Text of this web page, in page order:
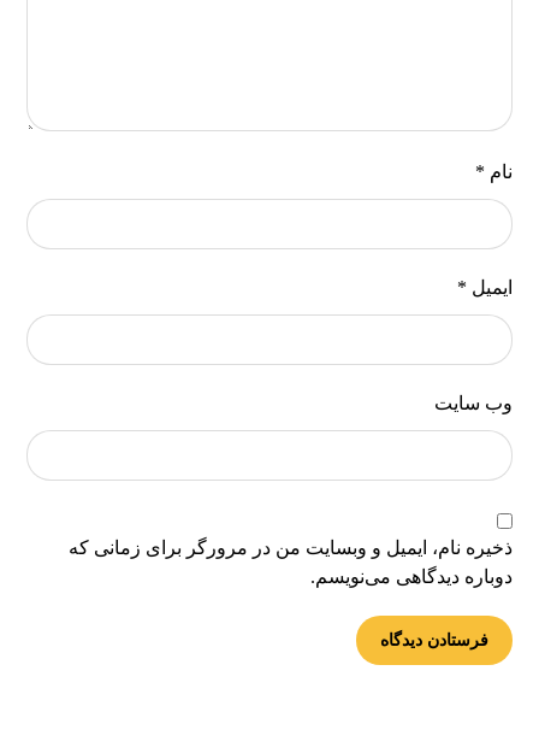
نام *
ایمیل *
وب‌ سایت
ذخیره نام، ایمیل و وبسایت من در مرورگر برای زمانی که
دوباره دیدگاهی می‌نویسم.